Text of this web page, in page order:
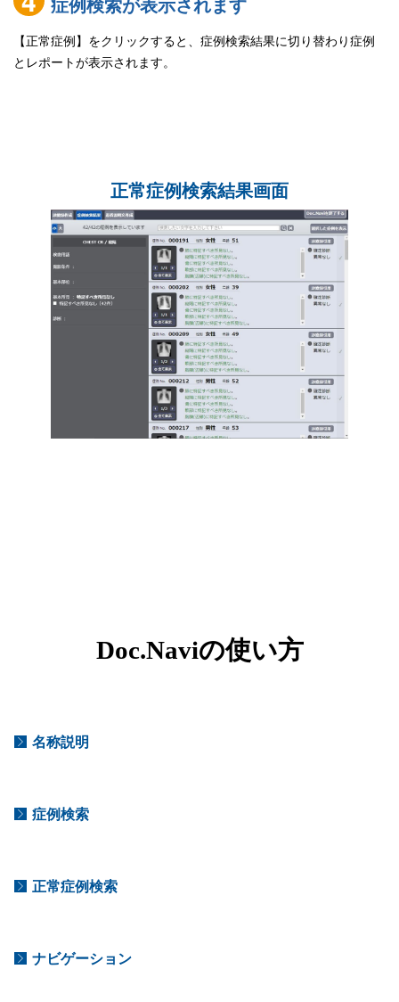
【正常症例】をクリックすると、症例検索結果に切り替わり症例
とレポートが表示されます。
正常症例検索結果画面
Doc.naviの使い方
名称説明
症例検索
正常症例検索
ナビゲーション